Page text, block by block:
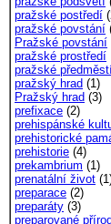
pražské postředí
pražské povstání
Pražské povstání
pražské prostředí
pražské
pražský hrad (1)
Pražský hrad (3)
prefixace (2)
prehispánské
prehistorické
prehistorie (4)
prekambrium (1)
prenatální život
preparace (2)
preparáty (3)
preparované